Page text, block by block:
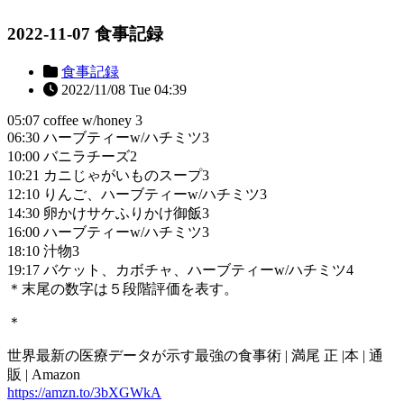
2022-11-07 食事記録
食事記録
2022/11/08 Tue 04:39
05:07 coffee w/honey 3
06:30 ハーブティーw/ハチミツ3
10:00 バニラチーズ2
10:21 カニじゃがいものスープ3
12:10 りんご、ハーブティーw/ハチミツ3
14:30 卵かけサケふりかけ御飯3
16:00 ハーブティーw/ハチミツ3
18:10 汁物3
19:17 バケット、カボチャ、ハーブティーw/ハチミツ4
＊末尾の数字は５段階評価を表す。
＊
世界最新の医療データが示す最強の食事術 | 満尾 正 |本 | 通
販 | Amazon
https://amzn.to/3bXGWkA